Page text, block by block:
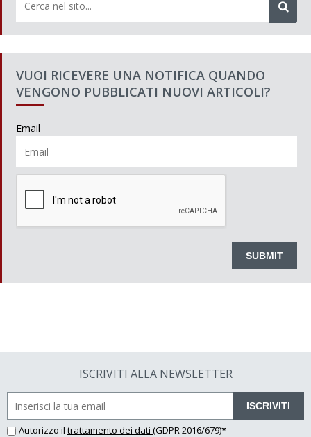
VUOI RICEVERE UNA NOTIFICA QUANDO
VENGONO PUBBLICATI NUOVI ARTICOLI?
Email
ISCRIVITI ALLA NEWSLETTER
ISCRIVITI
Autorizzo il trattamento dei dati (GDPR 2016/679)*